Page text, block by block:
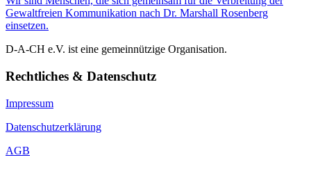
Gewaltfreien Kommunikation nach Dr. Marshall Rosenberg
einsetzen.
D-A-CH e.V. ist eine gemeinnützige Organisation.
Rechtliches & Datenschutz
Impressum
Datenschutzerklärung
AGB